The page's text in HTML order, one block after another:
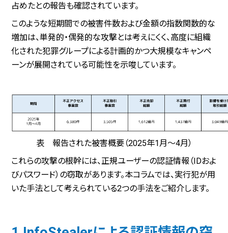
占めたとの報告も確認されています。
このような短期間での被害件数および金額の指数関数的な
増加は、単発的・偶発的な攻撃とは考えにくく、高度に組織
化された犯罪グループによる計画的かつ大規模なキャンペ
ーンが展開されている可能性を示唆しています。
表 報告された被害概要（2025年1月～4月）
これらの攻撃の根幹には、正規ユーザーの認証情報（IDおよ
びパスワード）の窃取があります。本コラムでは、実行犯が用
いた手法として考えられている2つの手法をご紹介します。